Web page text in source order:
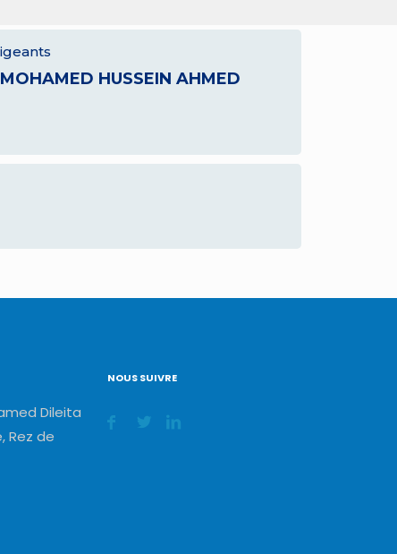
HUSSEIN AHMED
Dileita
Rez de
NOUS SUIVRE